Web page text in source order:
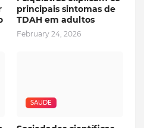
principais sintomas de
TDAH em adultos
February 24, 2026
SAUDE